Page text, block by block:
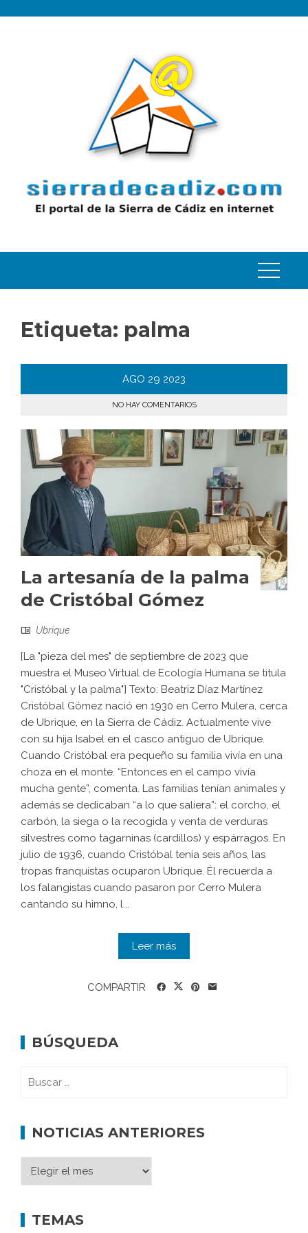
Etiqueta: palma
AGO 29 2023
NO HAY COMENTARIOS
La artesanía de la palma
de Cristóbal Gómez
Ubrique
[La "pieza del mes" de septiembre de 2023 que
muestra el Museo Virtual de Ecología Humana se titula
"Cristóbal y la palma"] Texto: Beatriz Díaz Martínez
Cristóbal Gómez nació en 1930 en Cerro Mulera, cerca
de Ubrique, en la Sierra de Cádiz. Actualmente vive
con su hija Isabel en el casco antiguo de Ubrique.
Cuando Cristóbal era pequeño su familia vivía en una
choza en el monte. “Entonces en el campo vivía
mucha gente”, comenta. Las familias tenían animales y
además se dedicaban “a lo que saliera”: el corcho, el
carbón, la siega o la recogida y venta de verduras
silvestres como tagarninas (cardillos) y espárragos. En
julio de 1936, cuando Cristóbal tenía seis años, las
tropas franquistas ocuparon Ubrique. Él recuerda a
los falangistas cuando pasaron por Cerro Mulera
cantando su himno, l...
Leer más
COMPARTIR
BÚSQUEDA
NOTICIAS ANTERIORES
TEMAS